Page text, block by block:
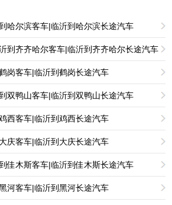
哈尔滨客车|临沂到哈尔滨长途汽车
到齐齐哈尔客车|临沂到齐齐哈尔长途汽车
岗客车|临沂到鹤岗长途汽车
双鸭山客车|临沂到双鸭山长途汽车
西客车|临沂到鸡西长途汽车
庆客车|临沂到大庆长途汽车
佳木斯客车|临沂到佳木斯长途汽车
河客车|临沂到黑河长途汽车